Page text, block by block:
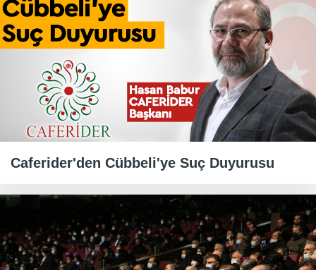
Caferider'den Cübbeli'ye Suç Duyurusu